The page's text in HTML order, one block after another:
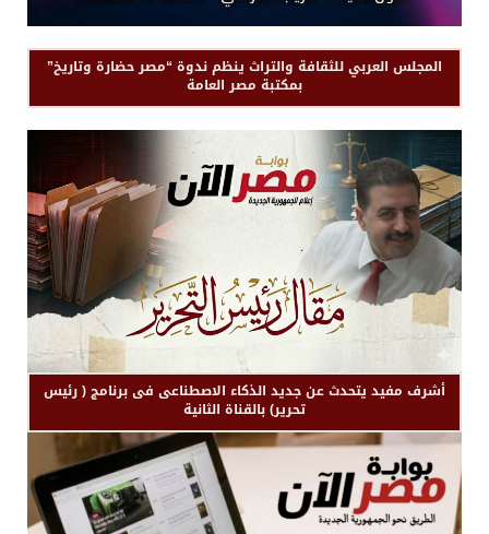
المجلس العربي للثقافة والتراث ينظم ندوة “مصر حضارة وتاريخ”
بمكتبة مصر العامة
أشرف مفيد يتحدث عن جديد الذكاء الاصطناعى فى برنامج ( رئيس
تحرير) بالقناة الثانية